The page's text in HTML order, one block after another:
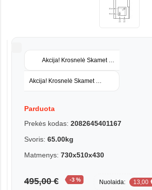
Akcija! Krosnelė Skamet P-116BP GL
Akcija! Krosnelė Skamet P-216 GL su stiklu
Parduota
Prekės kodas: 2082645401167
Svoris: 65.00kg
Matmenys: 730x510x430
495,00 € -3 % Nuolaida: 13,00